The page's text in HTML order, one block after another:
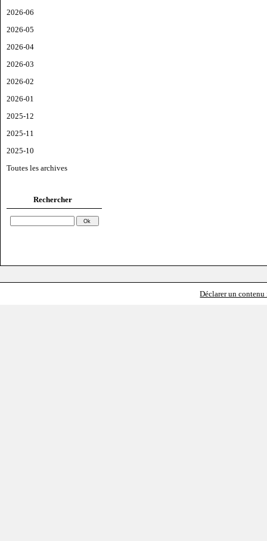
2026-06
2026-05
2026-04
2026-03
2026-02
2026-01
2025-12
2025-11
2025-10
Toutes les archives
Rechercher
Déclarer un